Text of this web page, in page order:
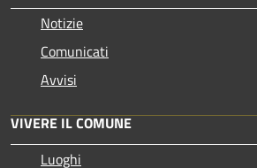
Notizie
Comunicati
Avvisi
VIVERE IL COMUNE
Luoghi